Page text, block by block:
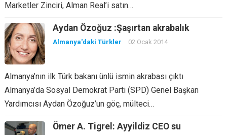
Marketler Zinciri, Alman Real’i satın…
Aydan Özoğuz :Şaşırtan akrabalık
Almanya'daki Türkler 02 Ocak 2014
Almanya’nın ilk Türk bakanı ünlü ismin akrabası çıktı
Almanya’da Sosyal Demokrat Parti (SPD) Genel Başkan
Yardımcısı Aydan Özoğuz’un göç, mülteci…
Ömer A. Tigrel: Ayyildiz CEO su